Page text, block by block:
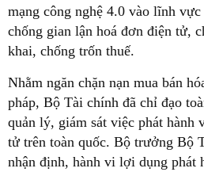
mạng công nghệ 4.0 vào lĩnh
chống gian lận hoá đơn điện tử,
khai, chống trốn thuế.
Nhằm ngăn chặn nạn mua bán
pháp, Bộ Tài chính đã chỉ đạo
quản lý, giám sát việc phát hành
tử trên toàn quốc. Bộ trưởng Bộ
nhận định, hành vi lợi dụng phát